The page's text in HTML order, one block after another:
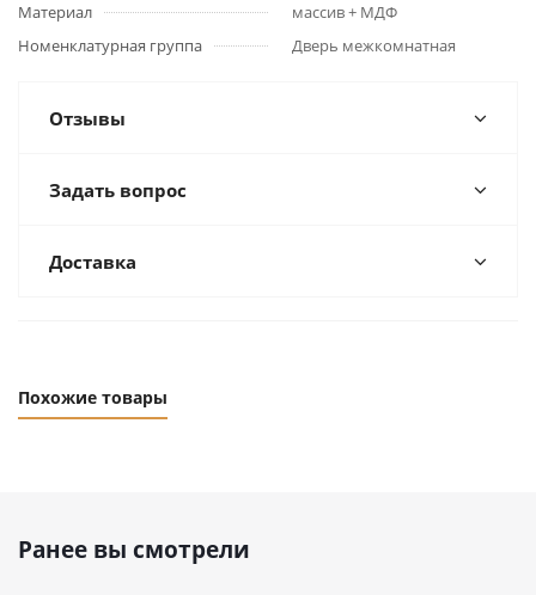
Материал
массив + МДФ
Номенклатурная группа
Дверь межкомнатная
Отзывы
Задать вопрос
Доставка
Похожие товары
Ранее вы смотрели